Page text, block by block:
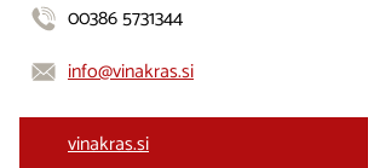
00386 5731344
info@vinakras.si
vinakras.si